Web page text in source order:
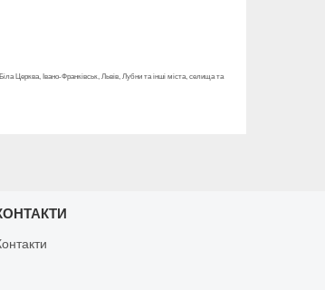
Церква, Івано-Франківськ, Львів, Лубни та інші міста, селища та